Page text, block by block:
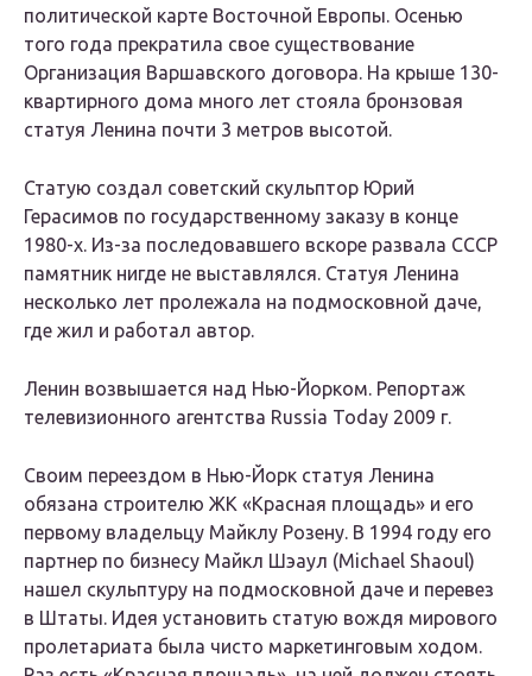
политической карте Восточной Европы. Осенью
того года прекратила свое существование
Организация Варшавского договора. На крыше 130-
квартирного дома много лет стояла бронзовая
статуя Ленина почти 3 метров высотой.
Статую создал советский скульптор Юрий
Герасимов по государственному заказу в конце
1980-х. Из-за последовавшего вскоре развала СССР
памятник нигде не выставлялся. Статуя Ленина
несколько лет пролежала на подмосковной даче,
где жил и работал автор.
Ленин возвышается над Нью-Йорком. Репортаж
телевизионного агентства Russia Today 2009 г.
Своим переездом в Нью-Йорк статуя Ленина
обязана строителю ЖК «Красная площадь» и его
первому владельцу Майклу Розену. В 1994 году его
партнер по бизнесу Майкл Шэаул (Michael Shaoul)
нашел скульптуру на подмосковной даче и перевез
в Штаты. Идея установить статую вождя мирового
пролетариата была чисто маркетинговым ходом.